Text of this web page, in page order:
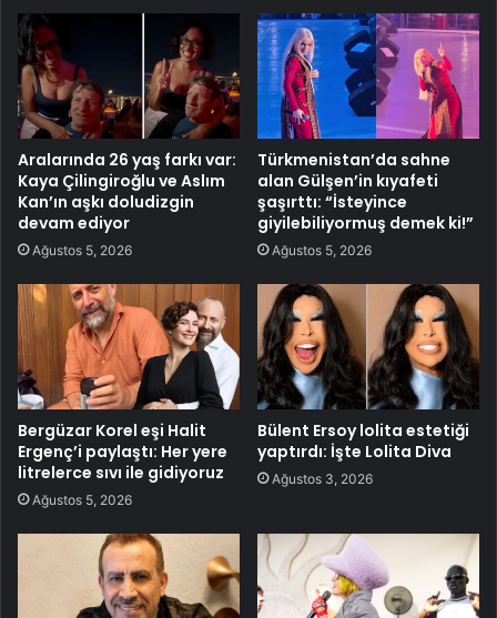
Aralarında 26 yaş farkı var:
Kaya Çilingiroğlu ve Aslım
Kan’ın aşkı doludizgin
devam ediyor
Ağustos 5, 2026
Türkmenistan’da sahne
alan Gülşen’in kıyafeti
şaşırttı: “İsteyince
giyilebiliyormuş demek ki!”
Ağustos 5, 2026
Bergüzar Korel eşi Halit
Ergenç’i paylaştı: Her yere
litrelerce sıvı ile gidiyoruz
Ağustos 5, 2026
Bülent Ersoy lolita estetiği
yaptırdı: İşte Lolita Diva
Ağustos 3, 2026